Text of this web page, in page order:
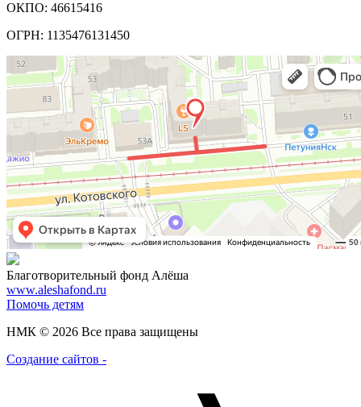
ОКПО: 46615416
ОГРН: 1135476131450
Благотворительный фонд Алёша
www.aleshafond.ru
Помочь детям
НМК © 2026 Все права защищены
Создание сайтов -